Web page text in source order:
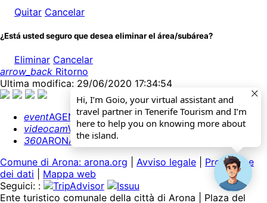
Hi, I’m Goio, your virtual assistant and
travel partner in Tenerife Tourism and I’m
here to help you on knowing more about
the island.
Quitar Cancelar
¿Está usted seguro que desea eliminar el área/subárea?
Eliminar Cancelar
arrow_back Ritorno
Ultima modifica: 29/06/2020 17:34:54
eventAGENDA
videocamWEBCAMS
360ARONA 360º
Comune di Arona: arona.org
Avviso legale
Protezione
dei dati
Mappa web
Seguici: :
Ente turistico comunale della città di Arona | Plaza del